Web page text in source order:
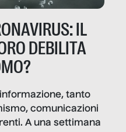
IL
DEBILITA
tanto
comunicazioni
A una settimana